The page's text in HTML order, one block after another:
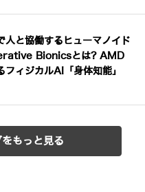
人と協働するヒューマノイド
Bionicsとは? AMD
フィジカルAI「身体知能」
もっと見る